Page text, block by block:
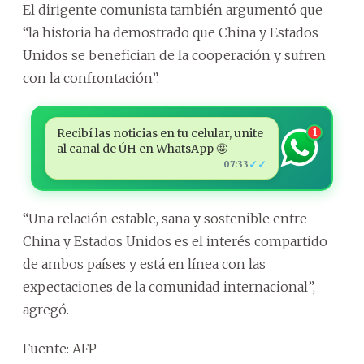
El dirigente comunista también argumentó que
“la historia ha demostrado que China y Estados
Unidos se benefician de la cooperación y sufren
con la confrontación”.
Recibí las noticias en tu celular, unite
al canal de ÚH en WhatsApp 🤩
07:33 ✓✓
1
“Una relación estable, sana y sostenible entre
China y Estados Unidos es el interés compartido
de ambos países y está en línea con las
expectaciones de la comunidad internacional”,
agregó.
Fuente: AFP